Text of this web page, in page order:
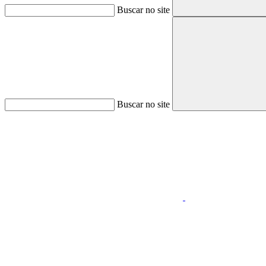
Buscar no site
Buscar no site